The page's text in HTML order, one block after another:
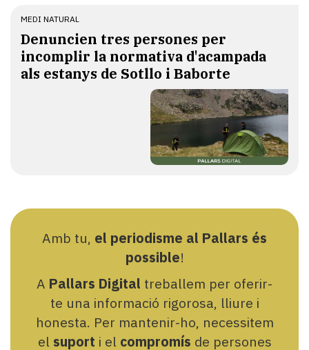
MEDI NATURAL
Denuncien tres persones per
incomplir la normativa d'acampada
als estanys de Sotllo i Baborte
Amb tu, el periodisme al Pallars és
possible!
A Pallars Digital treballem per oferir-
te una informació rigorosa, lliure i
honesta. Per mantenir-ho, necessitem
el suport i el compromís de persones